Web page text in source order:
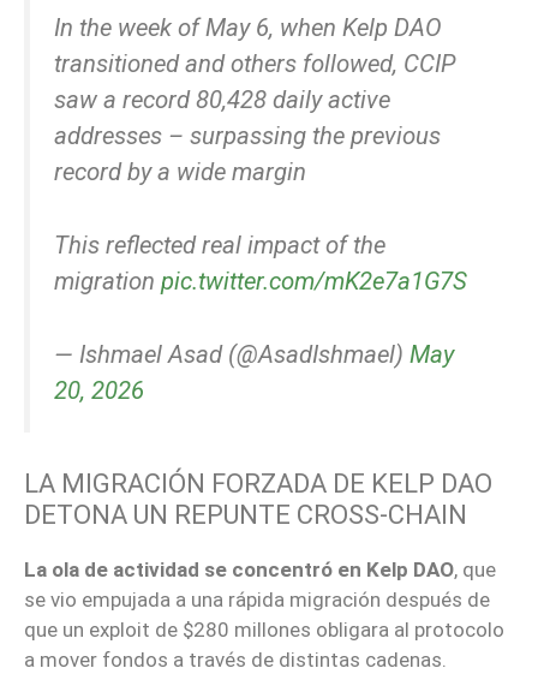
In the week of May 6, when Kelp DAO
transitioned and others followed, CCIP
saw a record 80,428 daily active
addresses – surpassing the previous
record by a wide margin
This reflected real impact of the
migration pic.twitter.com/mK2e7a1G7S
— Ishmael Asad (@AsadIshmael) May
20, 2026
LA MIGRACIÓN FORZADA DE KELP DAO
DETONA UN REPUNTE CROSS-CHAIN
La ola de actividad se concentró en Kelp DAO, que
se vio empujada a una rápida migración después de
que un exploit de $280 millones obligara al protocolo
a mover fondos a través de distintas cadenas.